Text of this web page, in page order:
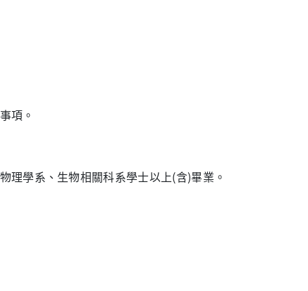
項。
理學系、生物相關科系學士以上(含)畢業。